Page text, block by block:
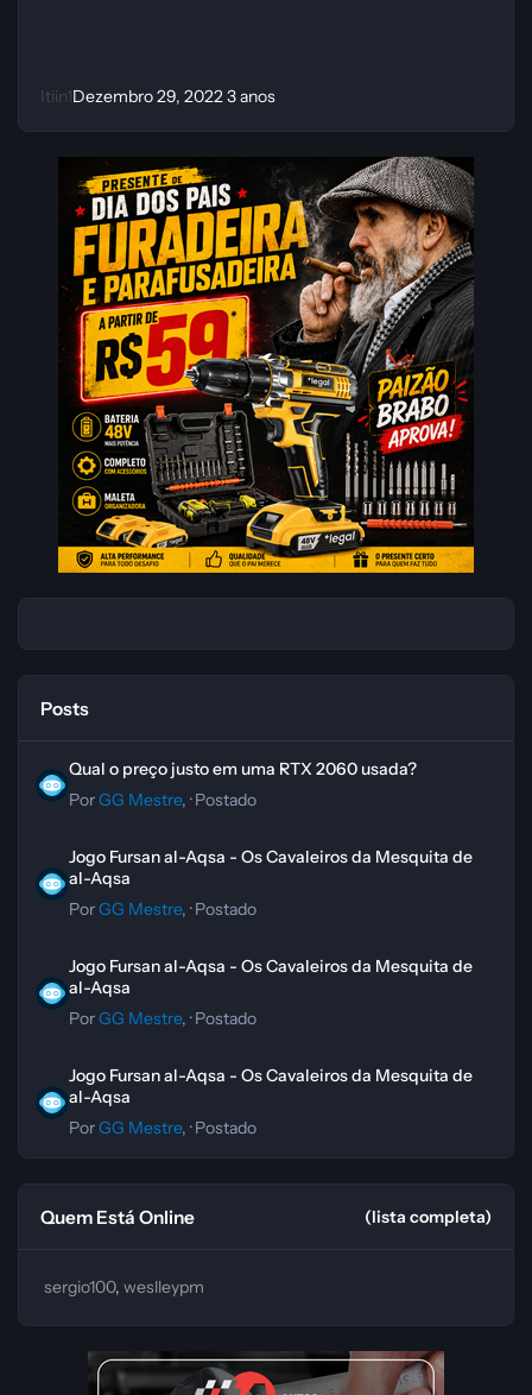
Itiin1Dezembro 29, 20223 anos
Posts
Qual o preço justo em uma RTX 2060 usada?
PorGG Mestre, ·Postado
Jogo Fursan al-Aqsa - Os Cavaleiros da Mesquita de
al-Aqsa
PorGG Mestre, ·Postado
Jogo Fursan al-Aqsa - Os Cavaleiros da Mesquita de
al-Aqsa
PorGG Mestre, ·Postado
Jogo Fursan al-Aqsa - Os Cavaleiros da Mesquita de
al-Aqsa
PorGG Mestre, ·Postado
Quem Está Online (lista completa)
sergio100 weslleypm